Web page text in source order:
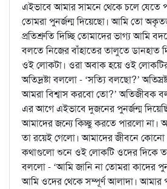
এইভাবে আমার সামনে থেকে চলে যেতে
তোমরা পুনর্জন্ম দিয়েছো। আমি তো
প্রতিশ্রুতি দিচ্ছি তোমাদের ভাগ্য আমি
বলতে নিজের বাঁহাতের তালুতে ডানহাত
ওই লোকটা। ওরা অবাক হয়ে ওই
অতিদ্রষ্টা বললো - ‘সত্যি বলছো?’
আমরা বিশ্বাস করবো তো?’ অতিজীবক
এর আগে এইভাবে দুজনের পুনর্জন্ম
আমাদের জন্যে কিচ্ছু করতে পারলো না।
তা রয়েই গেলো। আমাদের জীবনে কোনো
কথাগুলো শুনে ওই লোকটি ওদের দিকে
বললো - ‘আমি জানি না তোমরা কাদের
আমি ওদের থেকে সম্পূর্ণ আলাদা। আমার